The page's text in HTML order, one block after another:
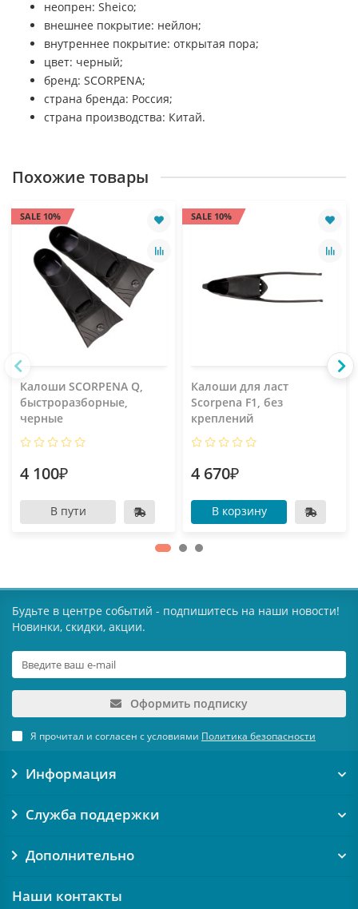
неопрен: Sheico;
внешнее покрытие: нейлон;
внутреннее покрытие: открытая пора;
цвет: черный;
бренд: SCORPENA;
страна бренда: Россия;
страна производства: Китай.
Похожие товары
SALE 10%
Калоши SCORPENA Q,
быстроразборные,
черные
4 100₽
В пути
SALE 10%
Калоши для ласт
Scorpena F1, без
креплений
4 670₽
В корзину
Будьте в центре событий - подпишитесь на наши новости!
Новинки, скидки, акции.
Оформить подписку
Я прочитал и согласен с условиями Политика безопасности
Информация
Служба поддержки
Дополнительно
Наши контакты